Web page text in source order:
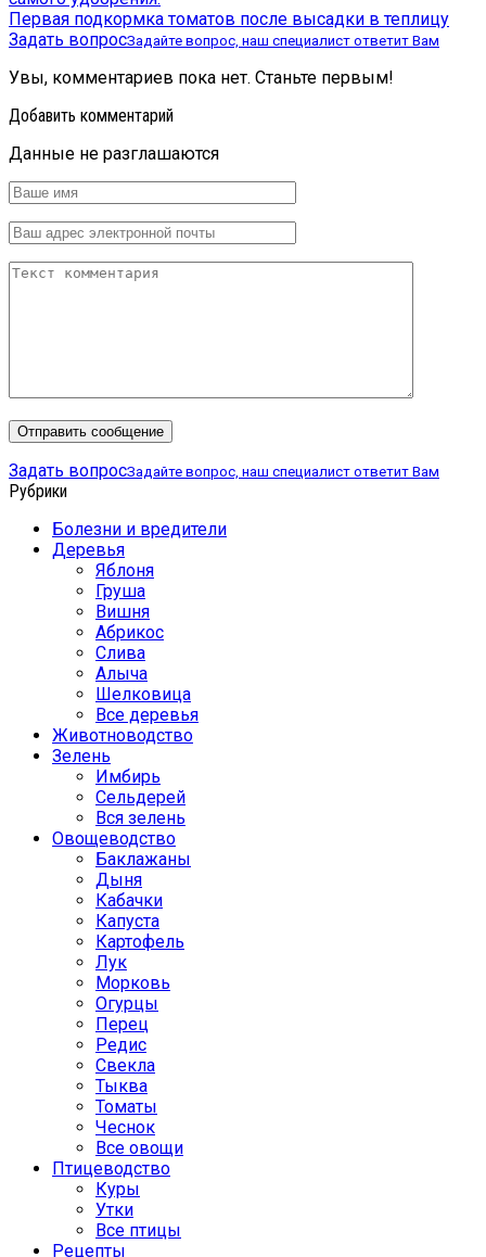
Первая подкормка томатов после высадки в теплицу
Задать вопросЗадайте вопрос, наш специалист ответит Вам
Увы, комментариев пока нет. Станьте первым!
Добавить комментарий
Данные не разглашаются
Задать вопросЗадайте вопрос, наш специалист ответит Вам
Рубрики
Болезни и вредители
Деревья
Яблоня
Груша
Вишня
Абрикос
Слива
Алыча
Шелковица
Все деревья
Животноводство
Зелень
Имбирь
Сельдерей
Вся зелень
Овощеводство
Баклажаны
Дыня
Кабачки
Капуста
Картофель
Лук
Морковь
Огурцы
Перец
Редис
Свекла
Тыква
Томаты
Чеснок
Все овощи
Птицеводство
Куры
Утки
Все птицы
Рецепты